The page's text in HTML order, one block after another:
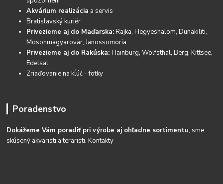
Akvárium realizácia a servis
Bratislavský kuriér
Privezieme aj do Maďarska:Rajka, Hegyeshalom, Dunakiliti,
Mosonmagyarovár, Janossomoria
Privezieme aj do Rakúska:Hainburg, Wolfsthal, Berg, Kittsee,
Edelsal
Zriaďovanie na kĺúč - fotky
Poradenstvo
Dokážeme Vám poradiť pri výrobe aj ohľadne sortimentu, sme
skúsený akvaristi a teraristi.Kontakty